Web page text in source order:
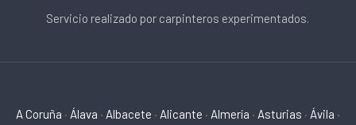
Servicio realizado por carpinteros experimentados.
A Coruña · Álava · Albacete · Alicante · Almería · Asturias · Ávila ·